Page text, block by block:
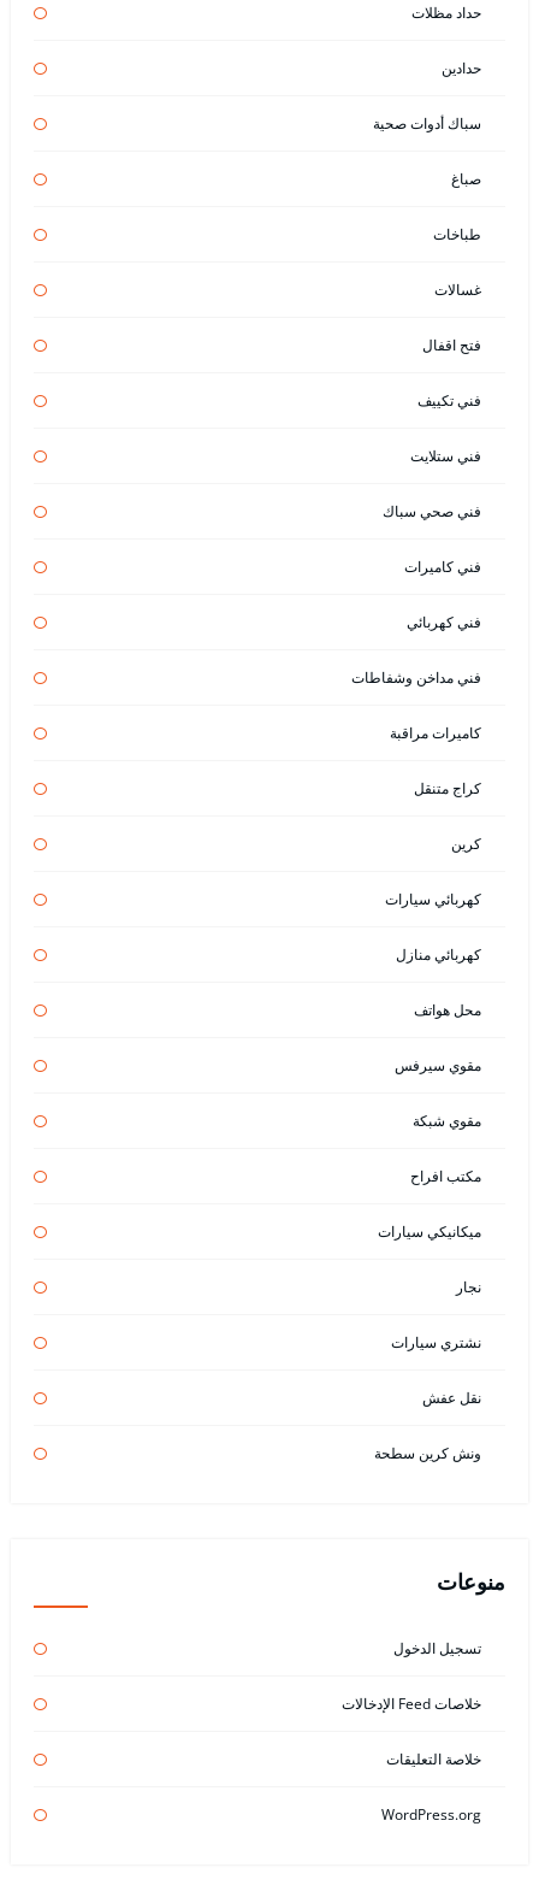
حداد مظلات
حدادين
سباك أدوات صحية
صباغ
طباخات
غسالات
فتح اقفال
فني تكييف
فني ستلايت
فني صحي سباك
فني كاميرات
فني كهربائي
فني مداخن وشفاطات
كاميرات مراقبة
كراج متنقل
كرين
كهربائي سيارات
كهربائي منازل
محل هواتف
مقوي سيرفس
مقوي شبكة
مكتب افراح
ميكانيكي سيارات
نجار
نشتري سيارات
نقل عفش
ونش كرين سطحة
منوعات
تسجيل الدخول
خلاصات Feed الإدخالات
خلاصة التعليقات
WordPress.org